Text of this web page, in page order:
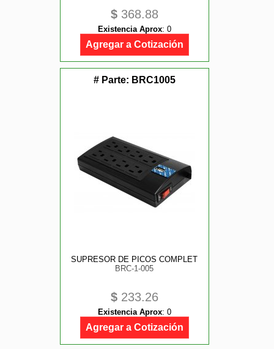
$ 368.88
Existencia Aprox: 0
Agregar a Cotización
# Parte: BRC1005
SUPRESOR DE PICOS COMPLET
BRC-1-005
$ 233.26
Existencia Aprox: 0
Agregar a Cotización